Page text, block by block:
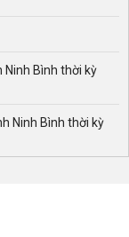
Ninh Bình thời kỳ
Ninh Bình thời kỳ